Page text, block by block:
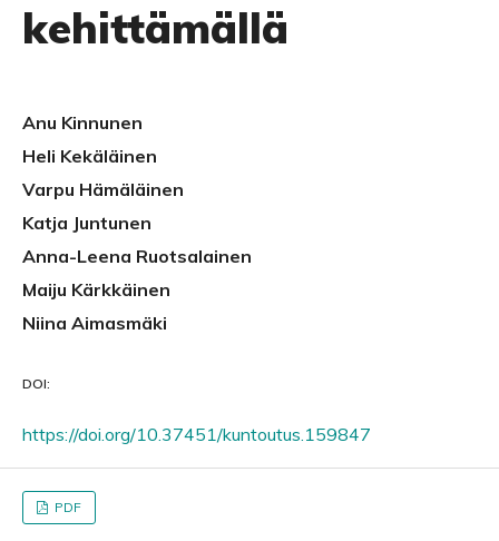
kehittämällä
Anu Kinnunen
Heli Kekäläinen
Varpu Hämäläinen
Katja Juntunen
Anna-Leena Ruotsalainen
Maiju Kärkkäinen
Niina Aimasmäki
DOI:
https://doi.org/10.37451/kuntoutus.159847
PDF